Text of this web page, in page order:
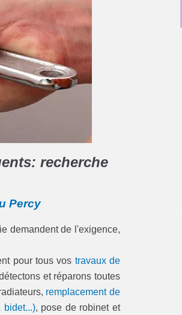
recherche
Percy
demandent de l'exigence,
pour tous vos travaux de
et réparons toutes
remplacement de
bidet...), pose de robinet et